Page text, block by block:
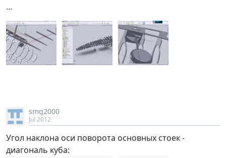
…
smg2000
Jul 2012
Угол наклона оси поворота основных стоек -
диагональ куба: